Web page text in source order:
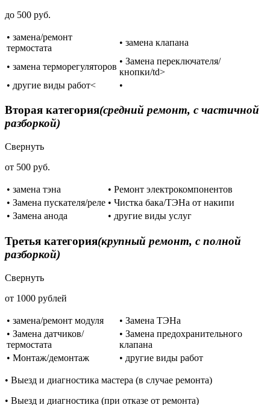
до 500 руб.
• замена/ремонт
термостата
• замена клапана
• замена терморегуляторов
• Замена переключателя/
кнопки/td>
• другие виды работ<
•
Вторая категория(средний ремонт, с частичной
разборкой)
Свернуть
от 500 руб.
• замена тэна
• Ремонт электрокомпонентов
• Замена пускателя/реле • Чистка бака/ТЭНа от накипи
• Замена анода
• другие виды услуг
Третья категория(крупный ремонт, с полной
разборкой)
Свернуть
от 1000 рублей
• замена/ремонт модуля
• Замена ТЭНа
• Замена датчиков/
термостата
• Замена предохранительного
клапана
• Монтаж/демонтаж
• другие виды работ
• Выезд и диагностика мастера (в случае ремонта)
• Выезд и диагностика (при отказе от ремонта)